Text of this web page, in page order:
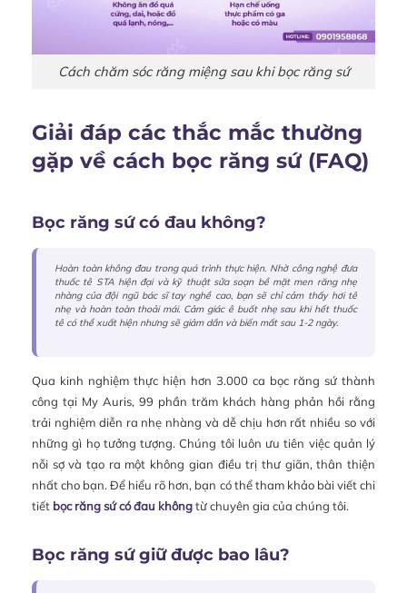
Cách chăm sóc răng miệng sau khi bọc răng sứ
Giải đáp các thắc mắc thường
gặp về cách bọc răng sứ (FAQ)
Bọc răng sứ có đau không?
Hoàn toàn không đau trong quá trình thực hiện. Nhờ công nghệ đưa
thuốc tê STA hiện đại và kỹ thuật sửa soạn bề mặt men răng nhẹ
nhàng của đội ngũ bác sĩ tay nghề cao, bạn sẽ chỉ cảm thấy hơi tê
nhẹ và hoàn toàn thoải mái. Cảm giác ê buốt nhẹ sau khi hết thuốc
tê có thể xuất hiện nhưng sẽ giảm dần và biến mất sau 1-2 ngày.
Qua kinh nghiệm thực hiện hơn 3.000 ca bọc răng sứ thành
công tại My Auris, 99 phần trăm khách hàng phản hồi rằng
trải nghiệm diễn ra nhẹ nhàng và dễ chịu hơn rất nhiều so với
những gì họ tưởng tượng. Chúng tôi luôn ưu tiên việc quản lý
nỗi sợ và tạo ra một không gian điều trị thư giãn, thân thiện
nhất cho bạn. Để hiểu rõ hơn, bạn có thể tham khảo bài viết chi
tiết bọc răng sứ có đau khôngtừ chuyên gia của chúng tôi.
Bọc răng sứ giữ được bao lâu?